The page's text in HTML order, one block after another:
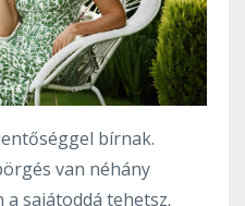
bírnak.
van néhány
a sajátoddá tehetsz.